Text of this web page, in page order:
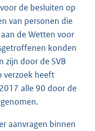
de besluiten op
van personen die
de Wetten voor
konden
zijn door de SVB
verzoek heeft
alle 90 door de
aanvragen binnen